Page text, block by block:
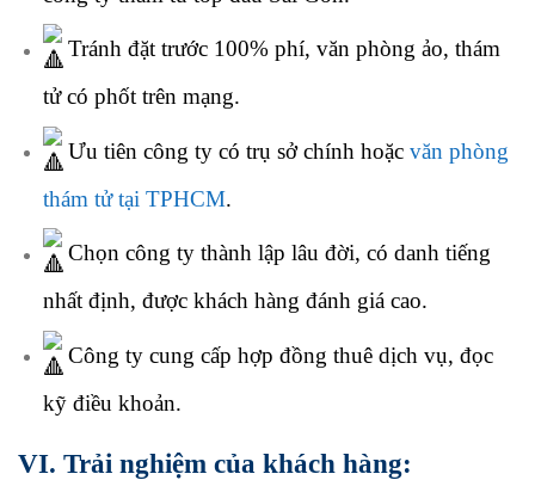
Tránh đặt trước 100% phí, văn phòng ảo, thám
tử có phốt trên mạng.
Ưu tiên công ty có trụ sở chính hoặc văn phòng
thám tử tại TPHCM.
Chọn công ty thành lập lâu đời, có danh tiếng
nhất định, được khách hàng đánh giá cao.
Công ty cung cấp hợp đồng thuê dịch vụ, đọc
kỹ điều khoản.
VI. Trải nghiệm của khách hàng: